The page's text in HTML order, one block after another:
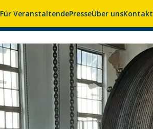
Für VeranstaltendePresseÜber unsKontakt